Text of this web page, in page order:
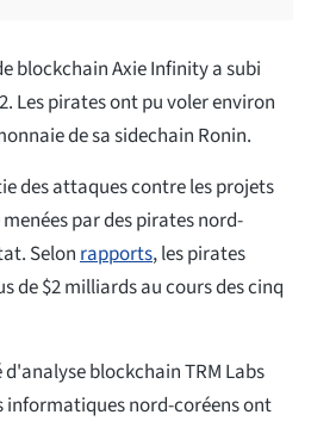
blockchain Axie Infinity a subi
Les pirates ont pu voler environ
de sa sidechain Ronin.
des attaques contre les projets
par des pirates nord-
Selonrapports, les pirates
de $2 milliards au cours des cinq
d'analyse blockchain TRM Labs
informatiques nord-coréens ont